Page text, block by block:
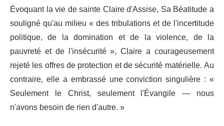
Évoquant la vie de sainte Claire d'Assise, Sa Béatitude a
souligné qu'au milieu « des tribulations et de l'incertitude
politique, de la domination et de la violence, de la
pauvreté et de l'insécurité », Claire a courageusement
rejeté les offres de protection et de sécurité matérielle. Au
contraire, elle a embrassé une conviction singulière : «
Seulement le Christ, seulement l'Évangile — nous
n'avons besoin de rien d'autre. »